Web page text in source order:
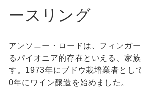
ースリング
アンソニー・ロードは、フィンガ
るパイオニア的存在といえる、家
す。1973年にブドウ栽培業者とし
0年にワイン醸造を始めました。